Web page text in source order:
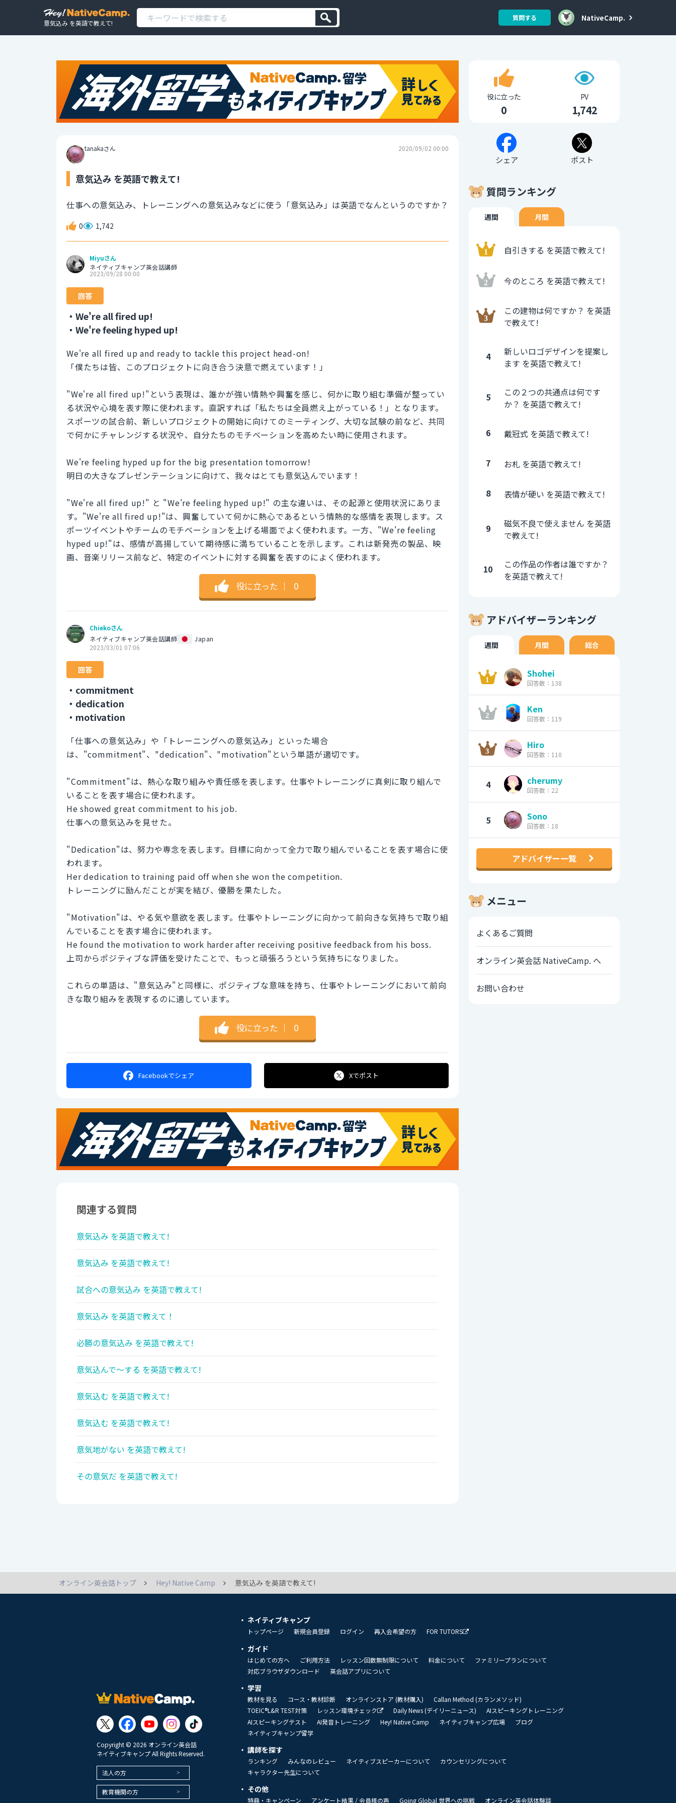
意気込み を英語で教えて!
質問する NativeCamp.
tanakaさん 2020/09/02 00:00
意気込み を英語で教えて!
仕事への意気込み、トレーニングへの意気込みなどに使う「意気込み」は英語でなんというのですか？
0 1,742
Miyuさん
ネイティブキャンプ英会話講師
2023/09/28 00:00
回答
・We're all fired up!
・We're feeling hyped up!
We're all fired up and ready to tackle this project head-on!
「僕たちは皆、このプロジェクトに向き合う決意で燃えています！」
"We're all fired up!"という表現は、誰かが強い情熱や興奮を感じ、何かに取り組む準備が整ってい
る状況や心境を表す際に使われます。直訳すれば「私たちは全員燃え上がっている！」となります。
スポーツの試合前、新しいプロジェクトの開始に向けてのミーティング、大切な試験の前など、共同
で何かにチャレンジする状況や、自分たちのモチベーションを高めたい時に使用されます。
We're feeling hyped up for the big presentation tomorrow!
明日の大きなプレゼンテーションに向けて、我々はとても意気込んでいます！
"We're all fired up!" と "We're feeling hyped up!" の主な違いは、その起源と使用状況にありま
す。"We're all fired up!"は、興奮していて何かに熱心であるという情熱的な感情を表現します。ス
ポーツイベントやチームのモチベーションを上げる場面でよく使われます。一方、"We're feeling
hyped up!"は、感情が高揚していて期待感に満ちていることを示します。これは新発売の製品、映
画、音楽リリース前など、特定のイベントに対する興奮を表すのによく使われます。
役に立った ｜ 0
Chiekoさん
ネイティブキャンプ英会話講師
Japan
2023/03/01 07:06
回答
・commitment
・dedication
・motivation
「仕事への意気込み」や「トレーニングへの意気込み」といった場合
は、"commitment"、"dedication"、"motivation"という単語が適切です。
"Commitment"は、熱心な取り組みや責任感を表します。仕事やトレーニングに真剣に取り組んで
いることを表す場合に使われます。
He showed great commitment to his job.
仕事への意気込みを見せた。
"Dedication"は、努力や専念を表します。目標に向かって全力で取り組んでいることを表す場合に使
われます。
Her dedication to training paid off when she won the competition.
トレーニングに励んだことが実を結び、優勝を果たした。
"Motivation"は、やる気や意欲を表します。仕事やトレーニングに向かって前向きな気持ちで取り組
んでいることを表す場合に使われます。
He found the motivation to work harder after receiving positive feedback from his boss.
上司からポジティブな評価を受けたことで、もっと頑張ろうという気持ちになりました。
これらの単語は、"意気込み"と同様に、ポジティブな意味を持ち、仕事やトレーニングにおいて前向
きな取り組みを表現するのに適しています。
役に立った ｜ 0
Facebookでシェア Xでポスト
関連する質問
意気込み を英語で教えて!
意気込み を英語で教えて!
試合への意気込み を英語で教えて!
意気込み を英語で教えて！
必勝の意気込み を英語で教えて!
意気込んで〜する を英語で教えて!
意気込む を英語で教えて!
意気込む を英語で教えて!
意気地がない を英語で教えて!
その意気だ を英語で教えて!
役に立った
0
PV
1,742
シェア ポスト
質問ランキング
週間 月間
自引きする を英語で教えて!
今のところ を英語で教えて!
この建物は何ですか？ を英語
で教えて!
4
新しいロゴデザインを提案し
ます を英語で教えて!
5
この２つの共通点は何です
か？ を英語で教えて!
6 戴冠式 を英語で教えて!
7 お札 を英語で教えて!
8 表情が硬い を英語で教えて!
9
磁気不良で使えません を英語
で教えて!
10
この作品の作者は誰ですか？
を英語で教えて!
アドバイザーランキング
週間 月間 総合
Shohei
回答数：138
Ken
回答数：119
Hiro
回答数：110
4 cherumy
回答数：22
5 Sono
回答数：18
アドバイザー一覧
メニュー
よくあるご質問
オンライン英会話 NativeCamp. へ
お問い合わせ
オンライン英会話トップ Hey! Native Camp 意気込み を英語で教えて!
Copyright © 2026 オンライン英会話
ネイティブキャンプ All Rights Reserved.
法人の方
教育機関の方
ネイティブキャンプ
トップページ 新規会員登録 ログイン 再入会希望の方 FOR TUTORS
ガイド
はじめての方へ ご利用方法 レッスン回数無制限について 料金について
ファミリープランについて
対応ブラウザダウンロード
英会話アプリについて
学習
教材を見る コース・教材診断 オンラインストア (教材購入)
Callan Method (カランメソッド)
TOEIC®L&R TEST対策
レッスン環境チェック Daily News (デイリーニュース)
AIスピーキングトレーニング
AIスピーキングテスト
AI発音トレーニング Hey! Native Camp ネイティブキャンプ広場
ブログ
ネイティブキャンプ留学
講師を探す
ランキング みんなのレビュー ネイティブスピーカーについて
カウンセリングについて
キャラクター先生について
その他
特典・キャンペーン アンケート結果 / 会員様の声 Going Global 世界への挑戦 オンライン英会話体験談